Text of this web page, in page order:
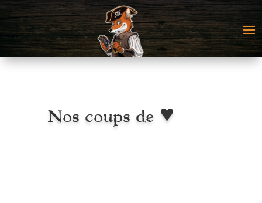
Nos coups de ♥